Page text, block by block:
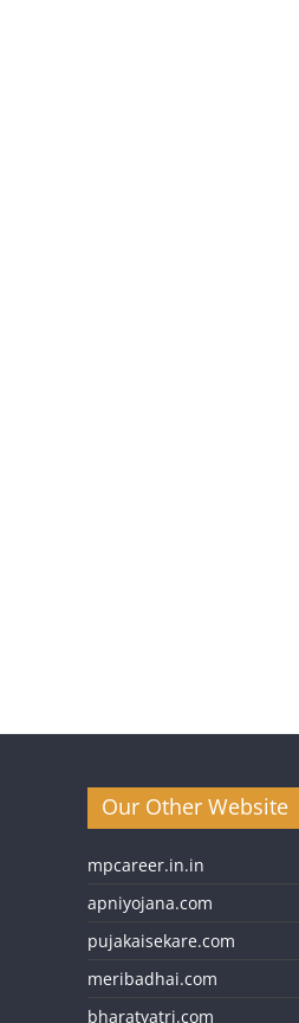
Our Other Website
mpcareer.in.in
apniyojana.com
pujakaisekare.com
meribadhai.com
bharatyatri.com